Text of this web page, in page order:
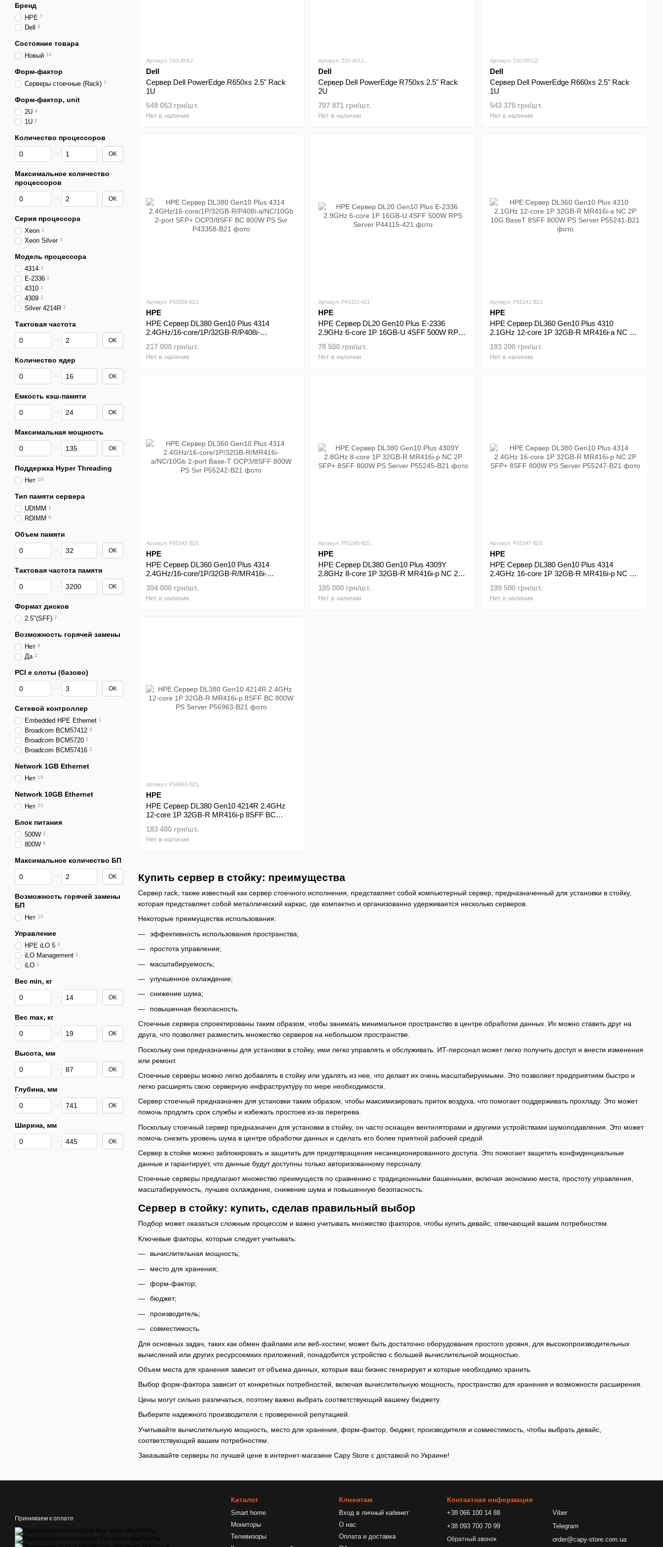
Купить сервер в стойку: преимущества
Сервер rack, также известный как сервер стоечного исполнения, представляет собой компьютерный сервер, предназначенный для установки в стойку,
которая представляет собой металлический каркас, где компактно и организованно удерживается несколько серверов.
Некоторые преимущества использования:
эффективность использования пространства;
простота управления;
масштабируемость;
улучшенное охлаждение;
снижение шума;
повышенная безопасность.
Стоечные сервера спроектированы таким образом, чтобы занимать минимальное пространство в центре обработки данных. Их можно ставить друг на
друга, что позволяет разместить множество серверов на небольшом пространстве.
Поскольку они предназначены для установки в стойку, ими легко управлять и обслуживать. ИТ-персонал может легко получить доступ и внести изменения
или ремонт.
Стоечные серверы можно легко добавлять в стойку или удалять из нее, что делает их очень масштабируемыми. Это позволяет предприятиям быстро и
легко расширять свою серверную инфраструктуру по мере необходимости.
Сервер стоечный предназначен для установки таким образом, чтобы максимизировать приток воздуха, что помогает поддерживать прохладу. Это может
помочь продлить срок службы и избежать простоев из-за перегрева.
Поскольку стоечный сервер предназначен для установки в стойку, он часто оснащен вентиляторами и другими устройствами шумоподавления. Это может
помочь снизить уровень шума в центре обработки данных и сделать его более приятной рабочей средой.
Сервер в стойке можно заблокировать и защитить для предотвращения несанкционированного доступа. Это помогает защитить конфиденциальные
данные и гарантирует, что данные будут доступны только авторизованному персоналу.
Стоечные серверы предлагают множество преимуществ по сравнению с традиционными башенными, включая экономию места, простоту управления,
масштабируемость, лучшее охлаждение, снижение шума и повышенную безопасность.
Сервер в стойку: купить, сделав правильный выбор
Подбор может оказаться сложным процессом и важно учитывать множество факторов, чтобы купить девайс, отвечающий вашим потребностям.
Ключевые факторы, которые следует учитывать:
вычислительная мощность;
место для хранения;
форм-фактор;
бюджет;
производитель;
совместимость.
Для основных задач, таких как обмен файлами или веб-хостинг, может быть достаточно оборудования простого уровня, для высокопроизводительных
вычислений или других ресурсоемких приложений, понадобится устройство с большей вычислительной мощностью.
Объем места для хранения зависит от объема данных, которые ваш бизнес генерирует и которые необходимо хранить.
Выбор форм-фактора зависит от конкретных потребностей, включая вычислительную мощность, пространство для хранения и возможности расширения.
Цены могут сильно различаться, поэтому важно выбрать соответствующий вашему бюджету.
Выберите надежного производителя с проверенной репутацией.
Учитывайте вычислительную мощность, место для хранения, форм-фактор, бюджет, производителя и совместимость, чтобы выбрать девайс,
соответствующий вашим потребностям.
Заказывайте серверы по лучшей цене в интернет-магазине Capy Store с доставкой по Украине!
Артикул: 210-AYKJ
Dell
Сервер Dell PowerEdge R650xs 2.5" Rack
1U
549 053 грн/шт.
Нет в наличии
Артикул: 210-AYLL
Dell
Сервер Dell PowerEdge R750xs 2.5" Rack
2U
797 871 грн/шт.
Нет в наличии
Артикул: 210-BFUZ
Dell
Сервер Dell PowerEdge R660xs 2.5" Rack
1U
543 375 грн/шт.
Нет в наличии
Артикул: P43358-B21
HPE
HPE Сервер DL380 Gen10 Plus 4314
2.4GHz/16-core/1P/32GB-R/P408i-
800W PS Svr
217 000 грн/шт.
Нет в наличии
Артикул: P44115-421
HPE
HPE Сервер DL20 Gen10 Plus E-2336
2.9GHz 6-core 1P 16GB-U 4SFF 500W RPS
78 500 грн/шт.
Нет в наличии
Артикул: P55241-B21
HPE
HPE Сервер DL360 Gen10 Plus 4310
2.1GHz 12-core 1P 32GB-R MR416i-a NC 2P
193 200 грн/шт.
Нет в наличии
Артикул: P55242-B21
HPE
HPE Сервер DL360 Gen10 Plus 4314
2.4GHz/16-core/1P/32GB-R/MR416i-
PS Svr
304 000 грн/шт.
Нет в наличии
Артикул: P55245-B21
HPE
HPE Сервер DL380 Gen10 Plus 4309Y
2.8GHz 8-core 1P 32GB-R MR416i-p NC 2P
185 000 грн/шт.
Нет в наличии
Артикул: P55247-B21
HPE
HPE Сервер DL380 Gen10 Plus 4314
2.4GHz 16-core 1P 32GB-R MR416i-p NC 2P
199 500 грн/шт.
Нет в наличии
Артикул: P56963-B21
HPE
HPE Сервер DL380 Gen10 4214R 2.4GHz
12-core 1P 32GB-R MR416i-p 8SFF BC
183 480 грн/шт.
Нет в наличии
Бренд
HPE 7
Dell 3
Состояние товара
Новый 10
Форм-фактор
Серверы стоечные (Rack) 7
Форм-фактор, unit
2U 4
1U 2
Количество процессоров
От Количество процессоров
До Количество процессоров OK
Максимальное количество
процессоров
От Максимальное количество процессоров
До Максимальное количество процессоров
OK
Серия процессора
Xeon 1
Xeon Silver 3
Модель процессора
4314 3
E-2336 1
4310 1
4309 1
Silver 4214R 1
Тактовая частота
От Тактовая частота
До Тактовая частота OK
Количество ядер
От Количество ядер
До Количество ядер OK
Емкость кэш-памяти
От Емкость кэш-памяти
До Емкость кэш-памяти OK
Максимальная мощность
От Максимальная мощность
До Максимальная мощность OK
Поддержка Hyper Threading
Нет 10
Тип памяти сервера
UDIMM 1
RDIMM 6
Объем памяти
От Объем памяти
До Объем памяти OK
Тактовая частота памяти
От Тактовая частота памяти
До Тактовая частота памяти OK
Формат дисков
2.5"(SFF) 7
Возможность горячей замены
Нет 9
Да 1
PCI e слоты (базово)
От PCI e слоты (базово)
До PCI e слоты (базово) OK
Сетевой контроллер
Embedded HPE Ethernet 1
Broadcom BCM57412 3
Broadcom BCM5720 1
Broadcom BCM57416 2
Network 1GB Ethernet
Нет 10
Network 10GB Ethernet
Нет 10
Блок питания
500W 1
800W 6
Максимальное количество БП
От Максимальное количество БП
До Максимальное количество БП
OK
Возможность горячей замены
БП
Нет 10
Управление
HPE iLO 5 4
iLO Management 1
iLO 1
Вес min, кг
От Вес min, кг
До Вес min, кг OK
Вес max, кг
От Вес max, кг
До Вес max, кг OK
Высота, мм
От Высота, мм
До Высота, мм OK
Глубина, мм
От Глубина, мм
До Глубина, мм OK
Ширина, мм
От Ширина, мм
До Ширина, мм OK
Принимаем к оплате
Каталог
Smart home
Мониторы
Телевизоры
Клиентам
Вход в личный кабинет
О нас
Оплата и доставка
Контактная информация
+38 066 100 14 88
+38 093 700 70 99
Обратный звонок
Viber
Telegram
order@capy-store.com.ua